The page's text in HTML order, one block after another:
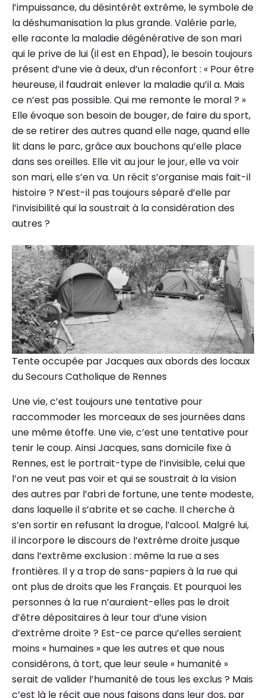
l’impuissance, du désintérêt extrême, le symbole de
la déshumanisation la plus grande. Valérie parle,
elle raconte la maladie dégénérative de son mari
qui le prive de lui (il est en Ehpad), le besoin toujours
présent d’une vie à deux, d’un réconfort : « Pour être
heureuse, il faudrait enlever la maladie qu’il a. Mais
ce n’est pas possible. Qui me remonte le moral ? »
Elle évoque son besoin de bouger, de faire du sport,
de se retirer des autres quand elle nage, quand elle
lit dans le parc, grâce aux bouchons qu’elle place
dans ses oreilles. Elle vit au jour le jour, elle va voir
son mari, elle s’en va. Un récit s’organise mais fait-il
histoire ? N’est-il pas toujours séparé d’elle par
l’invisibilité qui la soustrait à la considération des
autres ?
Tente occupée par Jacques aux abords des locaux
du Secours Catholique de Rennes
Une vie, c’est toujours une tentative pour
raccommoder les morceaux de ses journées dans
une même étoffe. Une vie, c’est une tentative pour
tenir le coup. Ainsi Jacques, sans domicile fixe à
Rennes, est le portrait-type de l’invisible, celui que
l’on ne veut pas voir et qui se soustrait à la vision
des autres par l’abri de fortune, une tente modeste,
dans laquelle il s’abrite et se cache. Il cherche à
s’en sortir en refusant la drogue, l’alcool. Malgré lui,
il incorpore le discours de l’extrême droite jusque
dans l’extrême exclusion : même la rue a ses
frontières. Il y a trop de sans-papiers à la rue qui
ont plus de droits que les Français. Et pourquoi les
personnes à la rue n’auraient-elles pas le droit
d’être dépositaires à leur tour d’une vision
d’extrême droite ? Est-ce parce qu’elles seraient
moins « humaines » que les autres et que nous
considérons, à tort, que leur seule « humanité »
serait de valider l’humanité de tous les exclus ? Mais
c’est là le récit que nous faisons dans leur dos, par